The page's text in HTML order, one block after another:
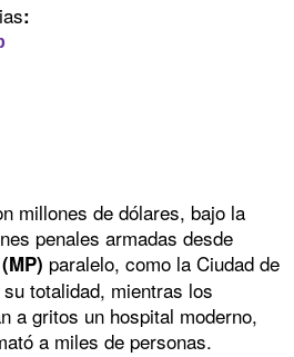
:
millones de dólares, bajo la
penales armadas desde
paralelo, como la Ciudad de
totalidad, mientras los
a gritos un hospital moderno,
a miles de personas.